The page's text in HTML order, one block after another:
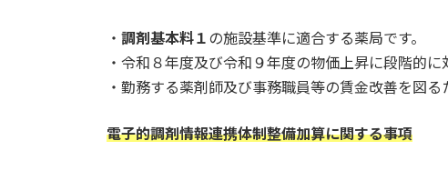
・ 調剤基本料１ の施設基準に適合する薬局です。
・令和８年度及び令和９年度の物価上昇に段階的に
・勤務する薬剤師及び事務職員等の賃金改善を図る
電子的調剤情報連携体制整備加算に関する事項